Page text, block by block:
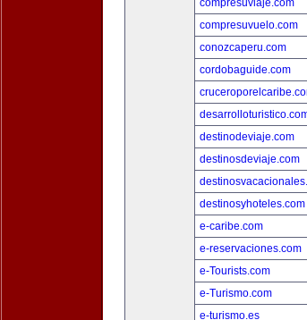
compresuviaje.com
compresuvuelo.com
conozcaperu.com
cordobaguide.com
destinodeviaje.com
destinosdeviaje.com
destinosyhoteles.com
e-caribe.com
e-reservaciones.com
e-Tourists.com
e-Turismo.com
e-turismo.es